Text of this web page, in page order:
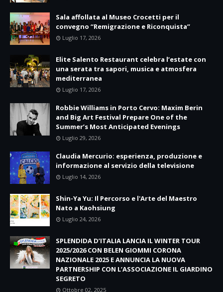
Sala affollata al Museo Crocetti per il
convegno “Remigrazione e Riconquista”
Luglio 17, 2026
Elite Salento Restaurant celebra l’estate con
una serata tra sapori, musica e atmosfera
mediterranea
Luglio 17, 2026
Robbie Williams in Porto Cervo: Maxim Berin
and Big Art Festival Prepare One of the
Summer’s Most Anticipated Evenings
Luglio 29, 2026
Claudia Mercurio: esperienza, produzione e
informazione al servizio della televisione
Luglio 14, 2026
Shin-Ya Yu: Il Percorso e l'Arte del Maestro
Nato a Kaohsiung
Luglio 24, 2026
SPLENDIDA D’ITALIA LANCIA IL WINTER TOUR
2025/2026 CON BELEN GIOMMI CORONA
NAZIONALE 2025 E ANNUNCIA LA NUOVA
PARTNERSHIP CON L’ASSOCIAZIONE IL GIARDINO
SEGRETO
Ottobre 02, 2025